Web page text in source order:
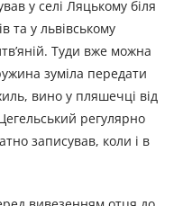
у селі Ляцькому біля
та у львівському
Туди вже можна
зуміла передати
вино у пляшечці від
регулярно
записував, коли і в